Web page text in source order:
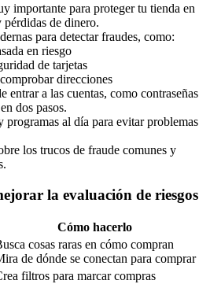
importante para proteger tu tienda en
de dinero.
para detectar fraudes, como:
en riesgo
de tarjetas
direcciones
entrar a las cuentas, como contraseñas
dos pasos.
programas al día para evitar problemas
los trucos de fraude comunes y
la evaluación de riesgos
Cómo hacerlo
cosas raras en cómo compran
de dónde se conectan para comprar
filtros para marcar compras